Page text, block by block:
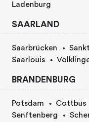
Ladenburg
SAARLAND
Saarbrücken
Saarlouis
BRANDENBURG
Potsdam Cottbus
Senftenberg